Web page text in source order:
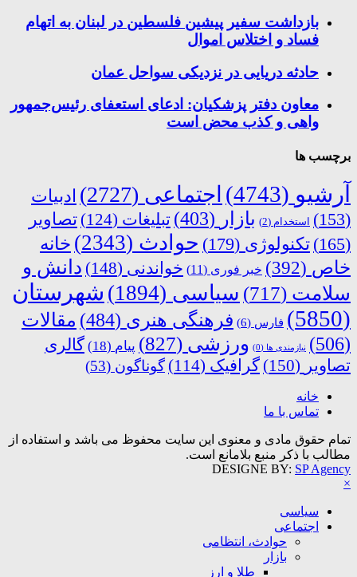
بازداشت سفیر پیشین فلسطین در لبنان به اتهام
فساد و اختلاس اموال
حادثه دریایی در نزدیکی سواحل عمان
معاون دفتر پزشکیان: ادعای استعفای رئیس‌جمهور
واهی و کذب محض است
برچسب ها
آرشیو (4743) اجتماعی (2727)
ادبیات
(153)
استخدام (2) بازار (403) تبلیغات (124)
تصاویر
(165)
تکنولوژی (179) حوادث (2343)
خانه
خاص (392) خبر فوری (11) خواندنی (148)
دانش و
سلامت (717) سیاسی (1894)
شهرستان
(5850)
فارس (6) فرهنگی هنری (484)
مقالات
(506)
نیازمندی ها (0) ورزشی (827) پیام (18)
گالری
تصاویر (150) گرافیک (114) گوناگون (53)
خانه
تماس با ما
تمام حقوق مادی و معنوی این سایت محفوظ می باشد و استفاده از
مطالب با ذکر منبع بلامانع است.
DESIGNE BY: SP Agency
×
سیاسی
اجتماعی
حوادث، انتظامی
بازار
طلا و ارز